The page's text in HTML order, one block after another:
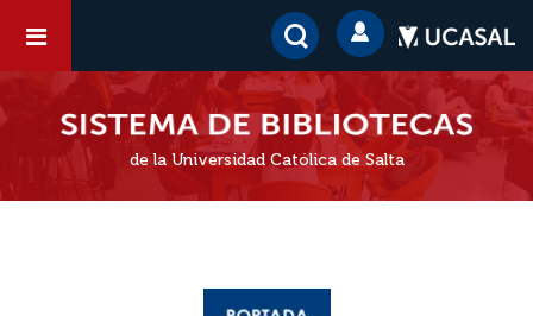
de la Universidad Católica de Salta